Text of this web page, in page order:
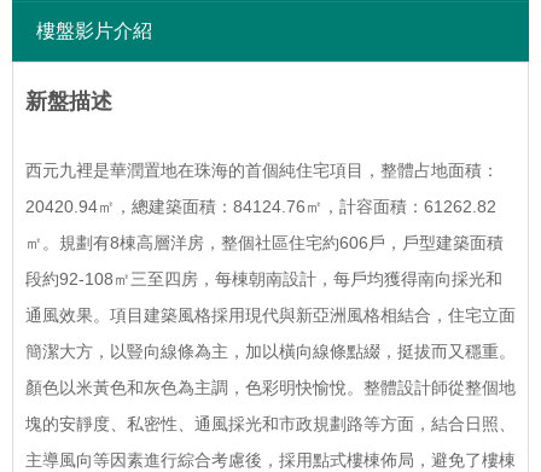
樓盤影片介紹
新盤描述
西元九裡是華潤置地在珠海的首個純住宅項目，整體占地面積：
20420.94㎡，總建築面積：84124.76㎡，計容面積：61262.82
㎡。規劃有8棟高層洋房，整個社區住宅約606戶，戶型建築面積
段約92-108㎡三至四房，每棟朝南設計，每戶均獲得南向採光和
通風效果。項目建築風格採用現代與新亞洲風格相結合，住宅立面
簡潔大方，以豎向線條為主，加以橫向線條點綴，挺拔而又穩重。
顏色以米黃色和灰色為主調，色彩明快愉悅。整體設計師從整個地
塊的安靜度、私密性、通風採光和市政規劃路等方面，結合日照、
主導風向等因素進行綜合考慮後，採用點式樓棟佈局，避免了樓棟